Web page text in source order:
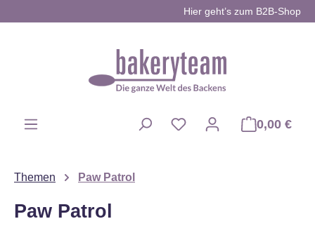
Hier geht’s zum B2B-Shop
0,00 €
Themen Paw Patrol
Paw Patrol